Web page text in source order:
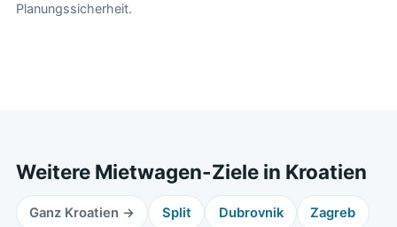
Planungssicherheit.
Weitere Mietwagen-Ziele in Kroatien
Ganz Kroatien → Split Dubrovnik Zagreb